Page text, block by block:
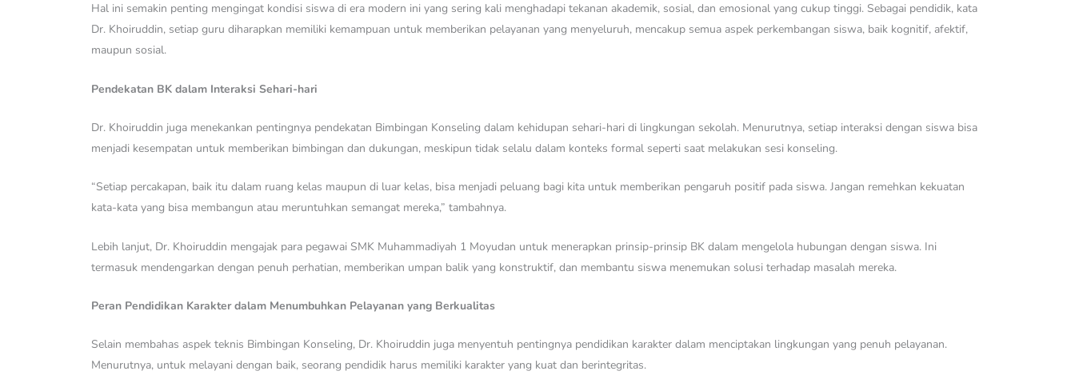
Hal ini semakin penting mengingat kondisi siswa di era modern ini yang sering kali menghadapi tekanan akademik, sosial, dan emosional yang cukup tinggi. Sebagai pendidik, kata
Dr. Khoiruddin, setiap guru diharapkan memiliki kemampuan untuk memberikan pelayanan yang menyeluruh, mencakup semua aspek perkembangan siswa, baik kognitif, afektif,
maupun sosial.
Pendekatan BK dalam Interaksi Sehari-hari
Dr. Khoiruddin juga menekankan pentingnya pendekatan Bimbingan Konseling dalam kehidupan sehari-hari di lingkungan sekolah. Menurutnya, setiap interaksi dengan siswa bisa
menjadi kesempatan untuk memberikan bimbingan dan dukungan, meskipun tidak selalu dalam konteks formal seperti saat melakukan sesi konseling.
“Setiap percakapan, baik itu dalam ruang kelas maupun di luar kelas, bisa menjadi peluang bagi kita untuk memberikan pengaruh positif pada siswa. Jangan remehkan kekuatan
kata-kata yang bisa membangun atau meruntuhkan semangat mereka,” tambahnya.
Lebih lanjut, Dr. Khoiruddin mengajak para pegawai SMK Muhammadiyah 1 Moyudan untuk menerapkan prinsip-prinsip BK dalam mengelola hubungan dengan siswa. Ini
termasuk mendengarkan dengan penuh perhatian, memberikan umpan balik yang konstruktif, dan membantu siswa menemukan solusi terhadap masalah mereka.
Peran Pendidikan Karakter dalam Menumbuhkan Pelayanan yang Berkualitas
Selain membahas aspek teknis Bimbingan Konseling, Dr. Khoiruddin juga menyentuh pentingnya pendidikan karakter dalam menciptakan lingkungan yang penuh pelayanan.
Menurutnya, untuk melayani dengan baik, seorang pendidik harus memiliki karakter yang kuat dan berintegritas.